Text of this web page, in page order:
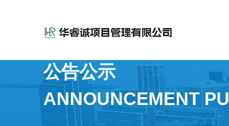
公告公示
ANNOUNCEMENT